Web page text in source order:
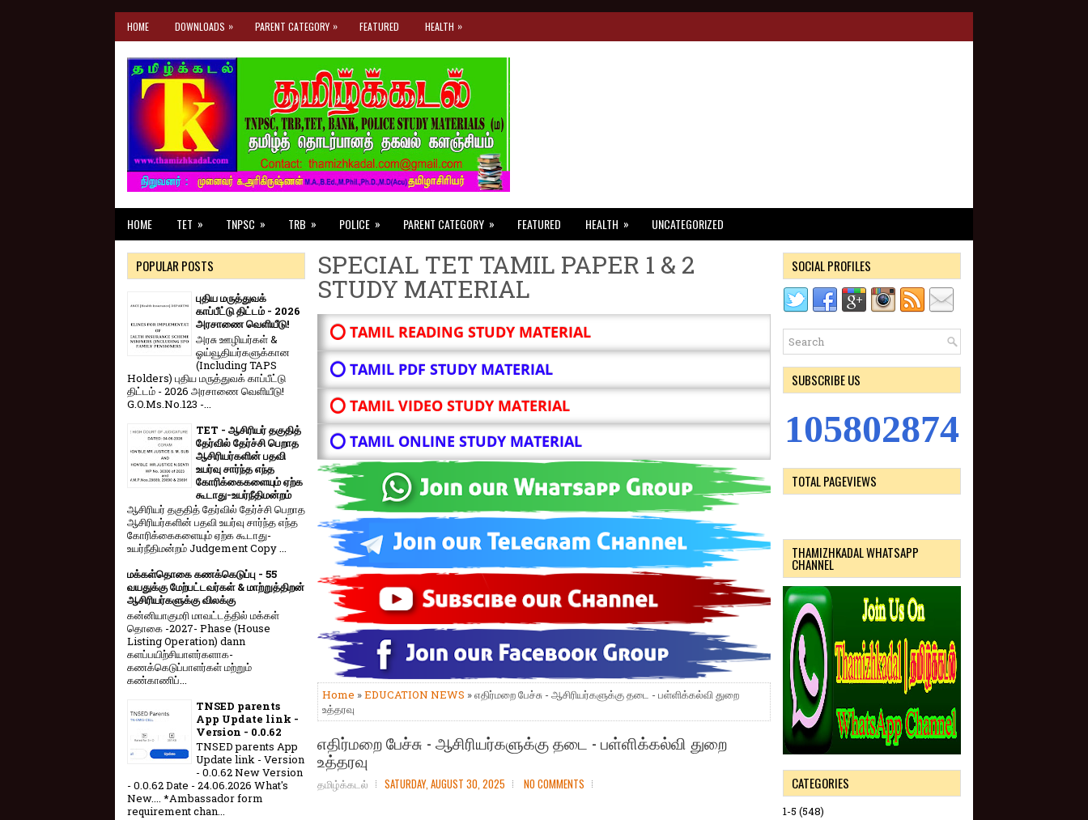
HOME DOWNLOADS » PARENT CATEGORY » FEATURED HEALTH »
HOME TET » TNPSC » TRB » POLICE » PARENT CATEGORY » FEATURED HEALTH » UNCATEGORIZED
SPECIAL TET TAMIL PAPER 1 & 2
STUDY MATERIAL
⭕ TAMIL READING STUDY MATERIAL
⭕ TAMIL PDF STUDY MATERIAL
⭕ TAMIL VIDEO STUDY MATERIAL
⭕ TAMIL ONLINE STUDY MATERIAL
Home »EDUCATION NEWS » எதிர்மறை பேச்சு - ஆசிரியர்களுக்கு தடை - பள்ளிக்கல்வி துறை
உத்தரவு
எதிர்மறை பேச்சு - ஆசிரியர்களுக்கு தடை - பள்ளிக்கல்வி துறை
உத்தரவு
தமிழ்க்கடல் SATURDAY, AUGUST 30, 2025 NO COMMENTS
POPULAR POSTS
புதிய மருத்துவக்
காப்பீட்டு திட்டம் - 2026
அரசாணை வெளியீடு!
அரசு ஊழியர்கள் &
ஓய்வூதியர்களுக்கான
(Including TAPS
Holders) புதிய மருத்துவக் காப்பீட்டு
திட்டம் - 2026 அரசாணை வெளியீடு!
G.O.Ms.No.123 -...
TET - ஆசிரியர் தகுதித்
தேர்வில் தேர்ச்சி பெறாத
ஆசிரியர்களின் பதவி
உயர்வு சார்ந்த எந்த
கோரிக்கைகளையும் ஏற்க
கூடாது-உயர்நீதிமன்றம்
ஆசிரியர் தகுதித் தேர்வில் தேர்ச்சி பெறாத
ஆசிரியர்களின் பதவி உயர்வு சார்ந்த எந்த
கோரிக்கைகளையும் ஏற்க கூடாது-
உயர்நீதிமன்றம் Judgement Copy ...
மக்கள்தொகை கணக்கெடுப்பு - 55
வயதுக்கு மேற்பட்டவர்கள் & மாற்றுத்திறன்
ஆசிரியர்களுக்கு விலக்கு
கன்னியாகுமரி மாவட்டத்தில் மக்கள்
தொகை -2027- Phase (House
Listing Operation) dann
களப்பயிற்சியாளர்களாக-
கணக்கெடுப்பாளர்கள் மற்றும்
கண்காணிப்...
TNSED parents
App Update link -
Version - 0.0.62
TNSED parents App
Update link - Version
- 0.0.62 New Version
- 0.0.62 Date - 24.06.2026 What's
New.... *Ambassador form
requirement chan...
SOCIAL PROFILES
SUBSCRIBE US
105802874
TOTAL PAGEVIEWS
THAMIZHKADAL WHATSAPP
CHANNEL
CATEGORIES
1-5 (548)